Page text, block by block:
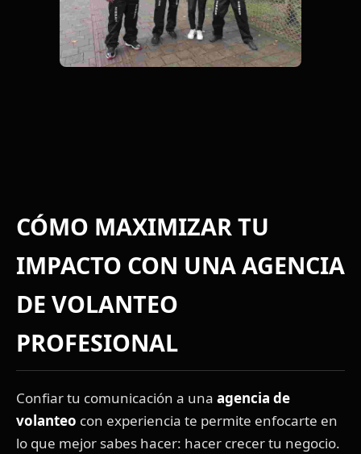
CÓMO MAXIMIZAR TU
IMPACTO CON UNA AGENCIA
DE VOLANTEO
PROFESIONAL
Confiar tu comunicación a una agencia de
volanteo con experiencia te permite enfocarte en
lo que mejor sabes hacer: hacer crecer tu negocio.